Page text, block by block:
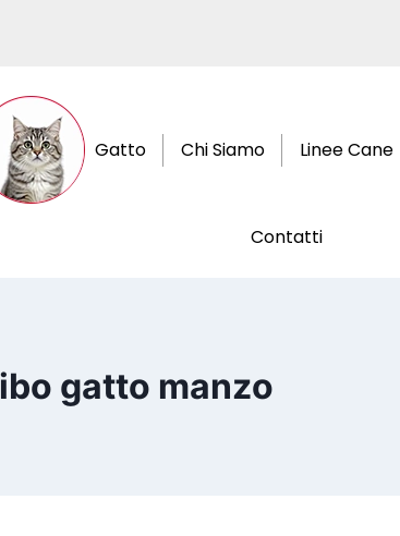
Gatto Chi Siamo Linee Cane
Contatti
gatto manzo